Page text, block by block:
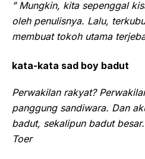
” Mungkin, kita sepenggal
oleh penulisnya. Lalu,
membuat tokoh utama
kata-kata sad boy badut
Perwakilan rakyat?
panggung sandiwara. Dan
badut, sekalipun badut
Toer